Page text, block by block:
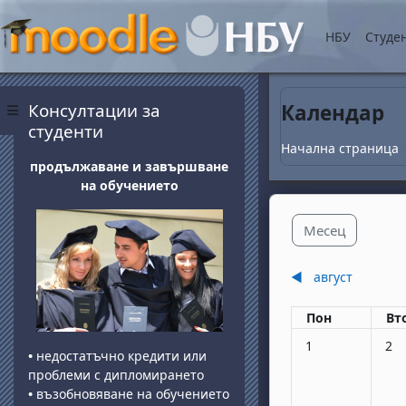
Прескочи на
Страничен панел
НБУ
Календар
Начална страница
Месец
◀︎ август
Понеделник
Пон
Няма събития,
1 2
Блокове
Консултации за
студенти
продължаване и завършване
на обучението
• недостатъчно кредити или
проблеми с дипломирането
• възобновяване на обучението